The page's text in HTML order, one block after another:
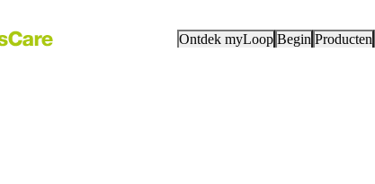
Ontdek myLoop Begin Producten